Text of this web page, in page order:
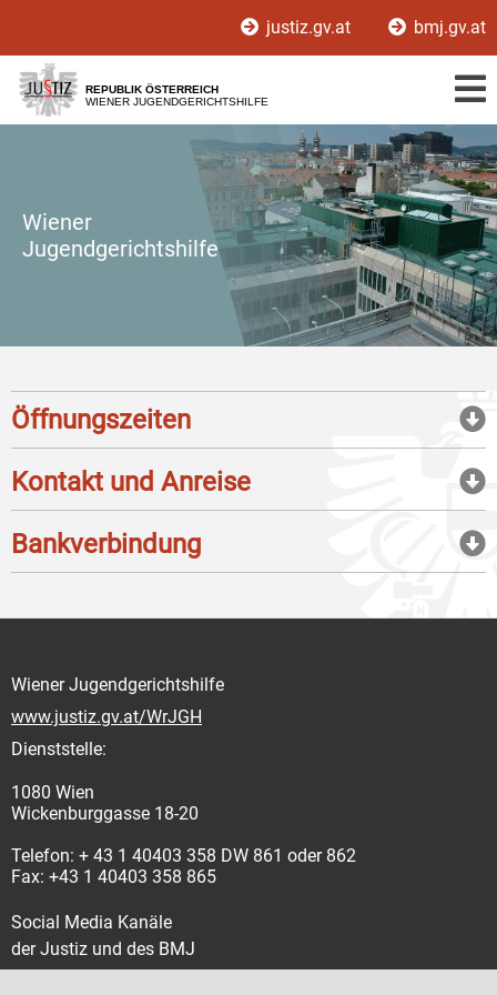
[1]
[2]
justiz.gv.at bmj.gv.at
REPUBLIK ÖSTERREICH
WIENER JUGENDGERICHTSHILFE
Wiener
Jugendgerichtshilfe
Öffnungszeiten
Kontakt und Anreise
Bankverbindung
Wiener Jugendgerichtshilfe
www.justiz.gv.at/WrJGH
Dienststelle:
1080 Wien
Wickenburggasse 18-20
Telefon: + 43 1 40403 358 DW 861 oder 862
Fax: +43 1 40403 358 865
Social Media Kanäle
der Justiz und des BMJ